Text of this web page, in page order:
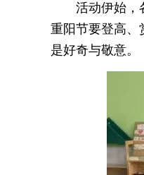
活动伊始，
重阳节要登高、
是好奇与敬意。